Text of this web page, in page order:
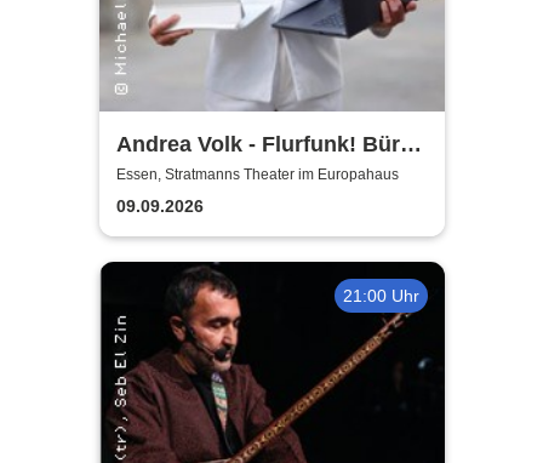
Andrea Volk - Flurfunk! Büro
und Bekloppte
Essen, Stratmanns Theater im Europahaus
09.09.2026
21:00 Uhr